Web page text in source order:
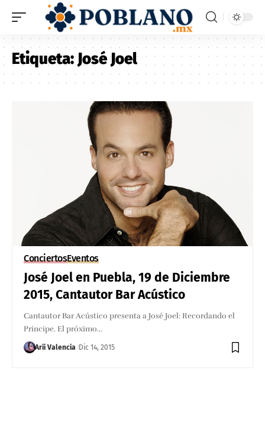
Etiqueta:José Joel
ConciertosEventos
José Joel en Puebla, 19 de Diciembre
2015, Cantautor Bar Acústico
Cantautor Bar Acústico presenta a José Joel: Recordando el
Principe. El próximo…
Arii Valencia Dic 14, 2015